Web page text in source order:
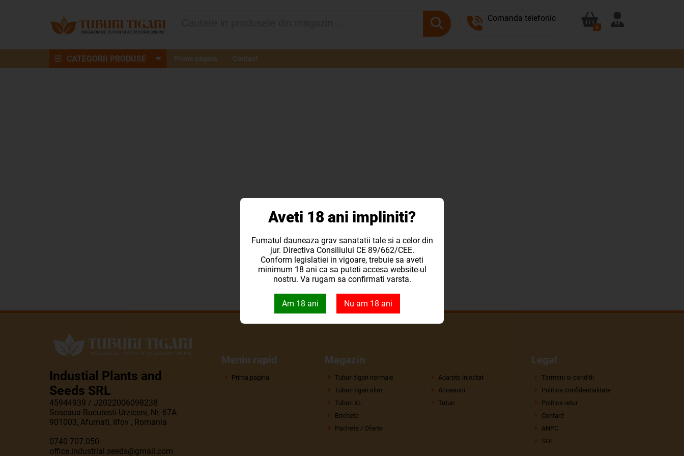
Comanda telefonic
0
CATEGORII PRODUSE Prima pagina Contact
Industial Plants and
Seeds SRL
45944939 / J2022006098238
Soseaua Bucuresti-Urziceni, Nr. 67A
901003, Afumati, Ilfov , Romania
0740 707.050
office.industrial.seeds@gmail.com
Meniu rapid
Prima pagina
Magazin
Tuburi tigari normale
Tuburi tigari slim
Tuburi XL
Brichete
Pachete / Oferte
Aparate injectat
Accesorii
Tutun
Legal
Termeni si conditii
Politica confidentialitate
Politica retur
Contact
ANPC
SOL
Aveti 18 ani impliniti?
Fumatul dauneaza grav sanatatii tale si a celor din
jur. Directiva Consiliului CE 89/662/CEE.
Conform legislatiei in vigoare, trebuie sa aveti
minimum 18 ani ca sa puteti accesa website-ul
nostru. Va rugam sa confirmati varsta.
Am 18 ani Nu am 18 ani